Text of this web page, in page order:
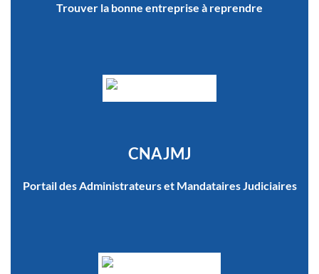
Trouver la bonne entreprise à reprendre
CNAJMJ
Portail des Administrateurs et Mandataires Judiciaires